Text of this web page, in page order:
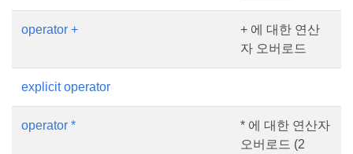
operator +
+ 에 대한 연산
자 오버로드
explicit operator
operator *
* 에 대한 연산자
오버로드 (2